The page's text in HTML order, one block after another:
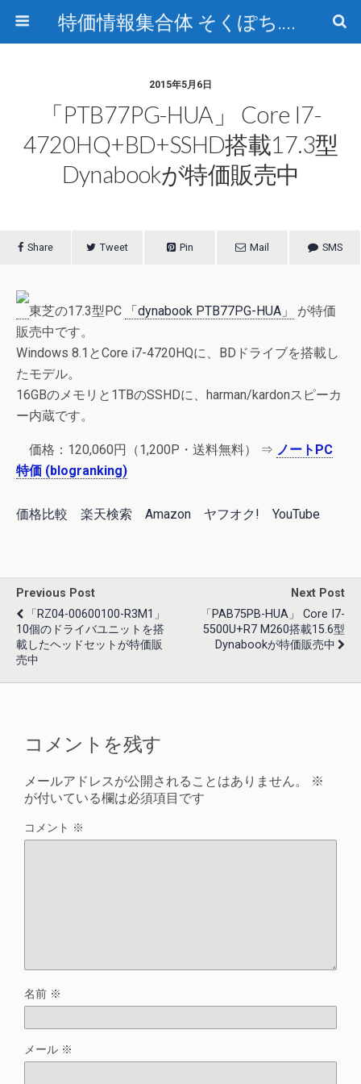
特価情報集合体 そくぽち.com
2015年5月6日
「PTB77PG-HUA」 Core I7-
4720HQ+BD+SSHD搭載17.3型
Dynabookが特価販売中
Share Tweet Pin Mail SMS
東芝の17.3型PC 「dynabook PTB77PG-HUA」
が特価
販売中です。
Windows 8.1とCore i7-4720HQに、BDドライブを搭載し
たモデル。
16GBのメモリと1TBのSSHDに、harman/kardonスピーカ
ー内蔵です。
価格：120,060円（1,200P・送料無料） ⇒ ノートPC
特価 (blogranking)
価格比較 楽天検索 Amazon ヤフオク! YouTube
Previous Post
「RZ04-00600100-R3M1」
10個のドライバユニットを搭
載したヘッドセットが特価販
売中
Next Post
「PAB75PB-HUA」 Core I7-
5500U+R7 M260搭載15.6型
Dynabookが特価販売中
コメントを残す
メールアドレスが公開されることはありません。
※
が付いている欄は必須項目です
コメント ※
名前 ※
メール ※